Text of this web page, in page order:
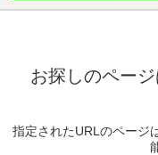
お探しのペー
指定されたURLのページ